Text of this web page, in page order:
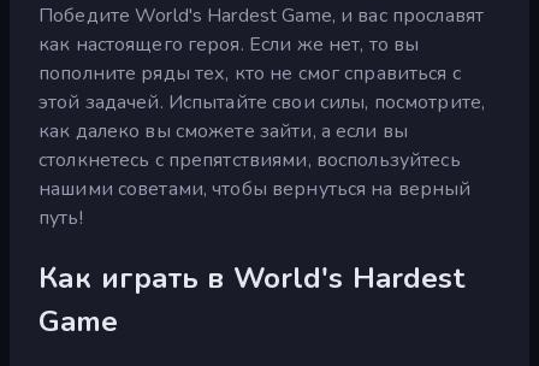
Победите World's Hardest Game, и вас прославят
как настоящего героя. Если же нет, то вы
пополните ряды тех, кто не смог справиться с
этой задачей. Испытайте свои силы, посмотрите,
как далеко вы сможете зайти, а если вы
столкнетесь с препятствиями, воспользуйтесь
нашими советами, чтобы вернуться на верный
путь!
Как играть в World's Hardest
Game